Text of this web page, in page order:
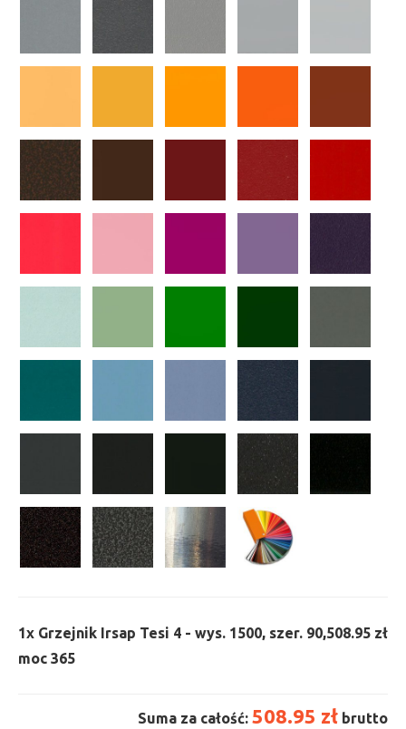
1x Grzejnik Irsap Tesi 4 - wys. 1500, szer. 90,
moc 365
508.95 zł
Suma za całość: 508.95 zł brutto